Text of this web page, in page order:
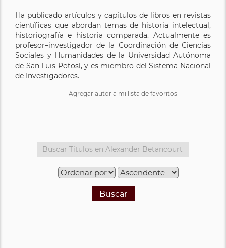
Ha publicado artículos y capítulos de libros en revistas
científicas que abordan temas de historia intelectual,
historiografía e historia comparada. Actualmente es
profesor–investigador de la Coordinación de Ciencias
Sociales y Humanidades de la Universidad Autónoma
de San Luis Potosí, y es miembro del Sistema Nacional
de Investigadores.
Agregar autor a mi lista de favoritos
Buscar